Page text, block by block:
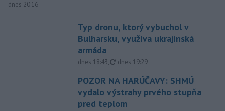
dnes 20:16
Typ dronu, ktorý vybuchol v
Bulharsku, využíva ukrajinská
armáda
dnes 18:43, aktualizované
dnes 19:29
POZOR NA HARÚČAVY: SHMÚ
vydalo výstrahy prvého stupňa
pred teplom